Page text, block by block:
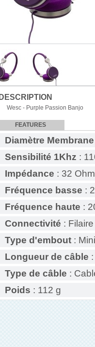
DESCRIPTION
Wesc - Purple Passion Banjo
FEATURES
Diamètre Membrane
Sensibilité 1Khz :
Impédance : 32
Fréquence basse :
Fréquence haute :
Connectivité : Filaire
Type d'embout :
Longueur de câble
Type de câble :
Poids : 112 g